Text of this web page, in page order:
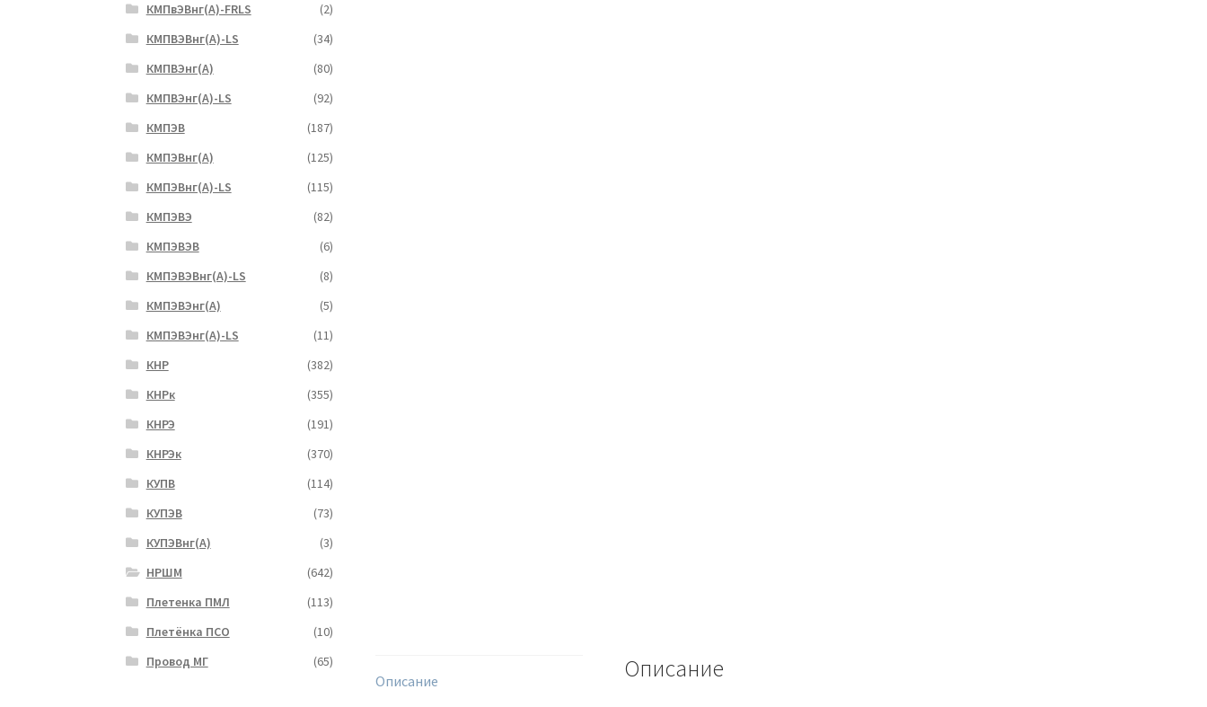
Описание Описание
КМПвЭВнг(А)-FRLS
(2)
КМПВЭВнг(А)-LS
(34)
КМПВЭнг(А)
(80)
КМПВЭнг(А)-LS
(92)
КМПЭВ
(187)
КМПЭВнг(А)
(125)
КМПЭВнг(А)-LS
(115)
КМПЭВЭ
(82)
КМПЭВЭВ
(6)
КМПЭВЭВнг(А)-LS
(8)
КМПЭВЭнг(А)
(5)
КМПЭВЭнг(А)-LS
(11)
КНР
(382)
КНРк
(355)
КНРЭ
(191)
КНРЭк
(370)
КУПВ
(114)
КУПЭВ
(73)
КУПЭВнг(А)
(3)
НРШМ
(642)
Плетенка ПМЛ
(113)
Плетёнка ПСО
(10)
Провод МГ
(65)